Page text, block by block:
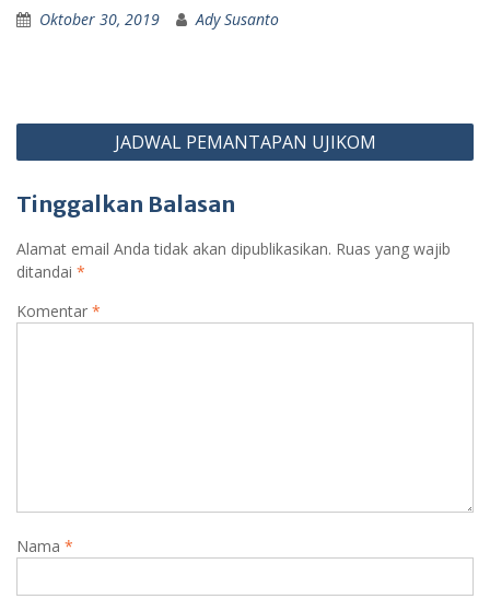
Oktober 30, 2019 Ady Susanto
Navigasi
pos
JADWAL PEMANTAPAN UJIKOM
Tinggalkan Balasan
Alamat email Anda tidak akan dipublikasikan. Ruas yang wajib
ditandai *
Komentar *
Nama *